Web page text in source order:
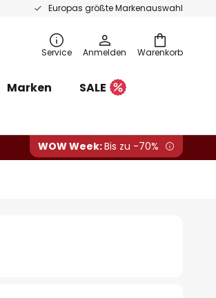
Europas größte Markenauswahl
Warenkorb
Service Anmelden
Marken
SALE
WOW Week:Bis zu -70%